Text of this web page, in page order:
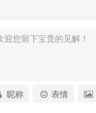
昵称 表情